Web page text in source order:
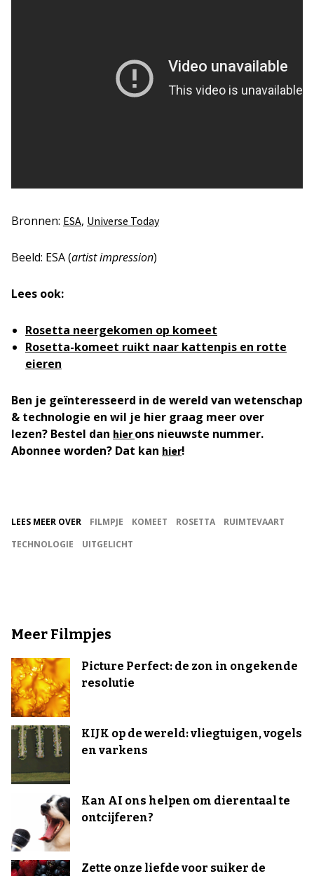
Bronnen: ESA, Universe Today
Beeld: ESA (artist impression)
Lees ook:
Rosetta neergekomen op komeet
Rosetta-komeet ruikt naar kattenpis en rotte
eieren
Ben je geïnteresseerd in de wereld van wetenschap
& technologie en wil je hier graag meer over
lezen? Bestel dan hierons nieuwste nummer.
Abonnee worden? Dat kan hier!
LEES MEER OVER FILMPJE KOMEET ROSETTA
RUIMTEVAART
TECHNOLOGIE
UITGELICHT
Meer Filmpjes
Picture Perfect: de zon in ongekende
resolutie
KIJK op de wereld: vliegtuigen, vogels
en varkens
Kan AI ons helpen om dierentaal te
ontcijferen?
Zette onze liefde voor suiker de